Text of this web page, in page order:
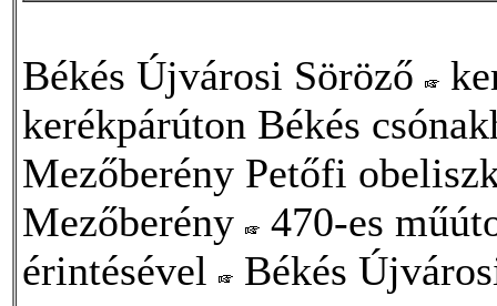
Békés Újvárosi Söröző
kerékpárúton Békés
Mezőberény Petőfi
Mezőberény
470-es
érintésével
Békés